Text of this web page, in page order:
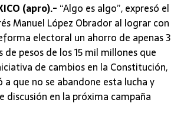
(apro).- “Algo es algo”, expresó el
Manuel López Obrador al lograr con
electoral un ahorro de apenas 3
pesos de los 15 mil millones que
de cambios en la Constitución,
que no se abandone esta lucha y
discusión en la próxima campaña